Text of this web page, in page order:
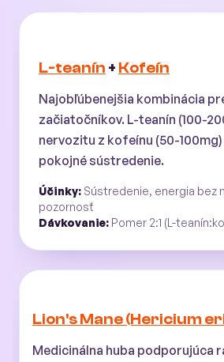
L-teanín + Kofeín
Najobľúbenejšia kombinácia
začiatočníkov. L-teanín (100-
nervozitu z kofeínu (50-
pokojné sústredenie.
Účinky: Sústredenie, energia bez
pozornosť
Dávkovanie: Pomer 2:1 (L-
Lion's Mane (Hericium
Medicinálna huba podporujúca